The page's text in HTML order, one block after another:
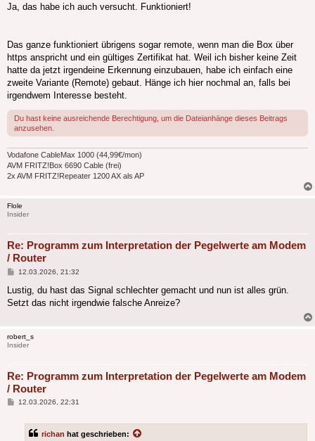
Ja, das habe ich auch versucht. Funktioniert!
Das ganze funktioniert übrigens sogar remote, wenn man die Box über
https anspricht und ein gültiges Zertifikat hat. Weil ich bisher keine Zeit
hatte da jetzt irgendeine Erkennung einzubauen, habe ich einfach eine
zweite Variante (Remote) gebaut. Hänge ich hier nochmal an, falls bei
irgendwem Interesse besteht.
Du hast keine ausreichende Berechtigung, um die Dateianhänge dieses Beitrags
anzusehen.
Vodafone CableMax 1000 (44,99€/mon)
AVM FRITZ!Box 6690 Cable (frei)
2x AVM FRITZ!Repeater 1200 AX als AP
Flole
Insider
Re: Programm zum Interpretation der Pegelwerte am Modem
/ Router
Beitrag
12.03.2026, 21:32
Lustig, du hast das Signal schlechter gemacht und nun ist alles grün.
Setzt das nicht irgendwie falsche Anreize?
robert_s
Insider
Re: Programm zum Interpretation der Pegelwerte am Modem
/ Router
Beitrag
12.03.2026, 22:31
richan hat geschrieben: